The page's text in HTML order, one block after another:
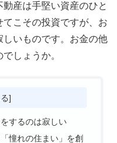
産は手堅い資産のひと
こその投資ですが、お
いものです。お金の他
しょうか。
するのは寂しい
憧れの住まい」を創